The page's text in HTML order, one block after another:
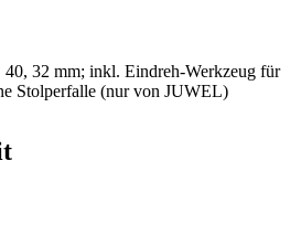
40, 32 mm; inkl. Eindreh-Werkzeug für
Stolperfalle (nur von JUWEL)